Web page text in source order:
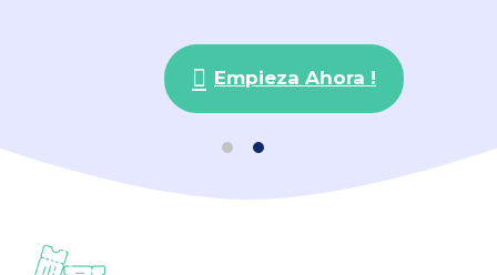
Empieza Ahora !
Empieza Ahora !